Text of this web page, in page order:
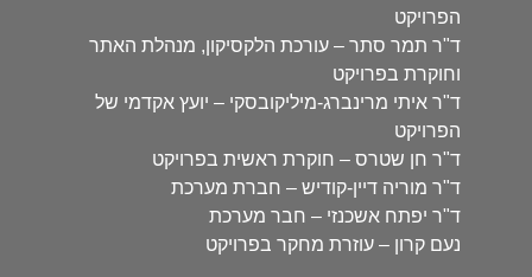
הפרויקט
ד"ר תמר סתר – עורכת הלקסיקון, מנהלת האתר
וחוקרת בפרויקט
ד"ר איתי מרינברג-מיליקובסקי – יועץ אקדמי של
הפרויקט
ד"ר חן שטרס – חוקרת ראשית בפרויקט
ד"ר מוריה דיין-קודיש – חברת מערכת
ד"ר יפתח אשכנזי – חבר מערכת
נעם קרון – עוזרת מחקר בפרויקט